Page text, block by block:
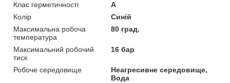
Клас герметичності
А
Колір
Синій
Максимальна робоча
температура
80 град.
Максимальний робочий
тиск
16 бар
Робоче середовище
Неагресивне середовище,
Вода